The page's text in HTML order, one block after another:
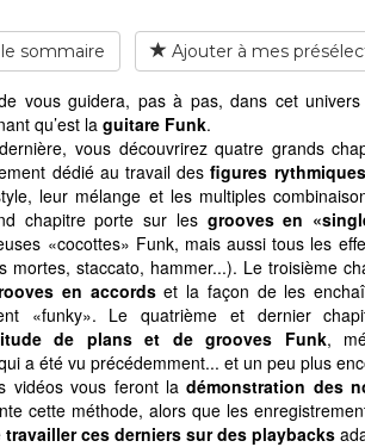
sommaire Ajouter à mes
vous guidera, pas à pas, dans cet
qu’est la guitare Funk.
vous découvrirez quatre grands
dédié au travail desfigures rythmiques
leur mélange et les multiples
chapitre porte sur les grooves en
«cocottes» Funk, mais aussi tous les
mortes, staccato, hammer...). Le troisième
en accordset la façon de les
«funky». Le quatrième et dernier
de plans et de grooves Funk,
a été vu précédemment... et un peu plus
vidéos vous feront ladémonstration des
cette méthode, alors que les
travailler ces derniers sur des playbacks